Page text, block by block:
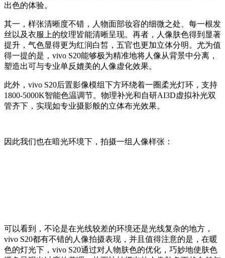
出色的体验。
其一，样张清晰度不错，人物面部妆容的细微之处、每一根发
丝以及衣服上的纹理皆能清晰呈现。再者，人像肤色得到显著
提升，气色显得更为红润白皙，五官也更加立体分明。尤为值
得一提的是，vivo S20能够极为精准地将人像从背景中分离，
塑造出可与专业单反媲美的人像虚化效果。
此外，vivo S20后置影像模组下方环绕着一圈柔光灯环，支持
1800-5000K智能色温调节。物理补光和自研AI3D虚拟补光双
管齐下，实现如专业摄影般的立体布光效果。
因此我们也在暗光环境下，拍摄一组人像样张：
可以看到，不论是在光线较差的环境还是光线复杂的地方，
vivo S20都有不错的人像拍摄表现，并且值得注意的是，在暖
色的灯光下，vivo S20通过对人物肤色的优化，巧妙地使肤色